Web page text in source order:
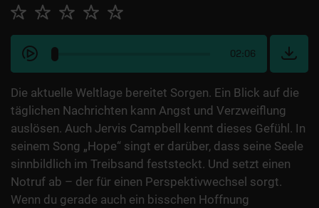
02:06
Die aktuelle Weltlage bereitet Sorgen. Ein Blick auf die
täglichen Nachrichten kann Angst und Verzweiflung
auslösen. Auch Jervis Campbell kennt dieses Gefühl. In
seinem Song „Hope“ singt er darüber, dass seine Seele
sinnbildlich im Treibsand feststeckt. Und setzt einen
Notruf ab – der für einen Perspektivwechsel sorgt.
Wenn du gerade auch ein bisschen Hoffnung